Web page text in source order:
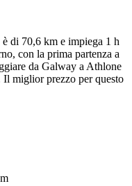
di 70,6 km e impiega 1 h
con la prima partenza a
da Galway a Athlone
miglior prezzo per questo